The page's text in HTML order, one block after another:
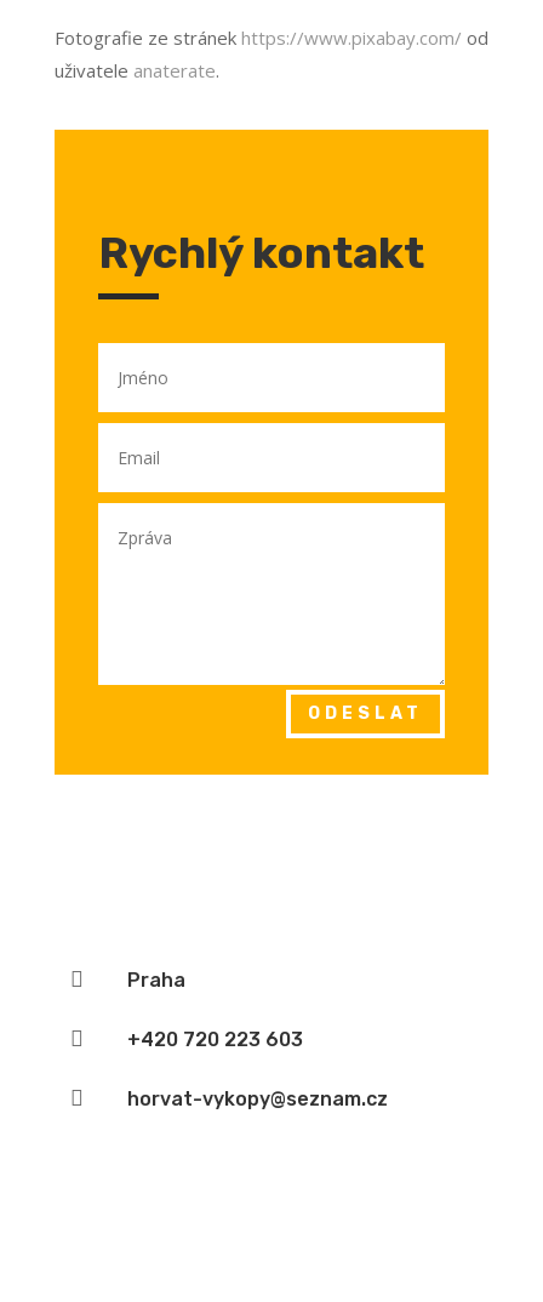
Fotografie ze stránek https://www.pixabay.com/ od
uživatele anaterate.
Rychlý kontakt
ODESLAT
 Praha
 +420 720 223 603
 horvat-vykopy@seznam.cz